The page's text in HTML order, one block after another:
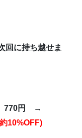
回に持ち越せま
770円 →
約10%OFF)